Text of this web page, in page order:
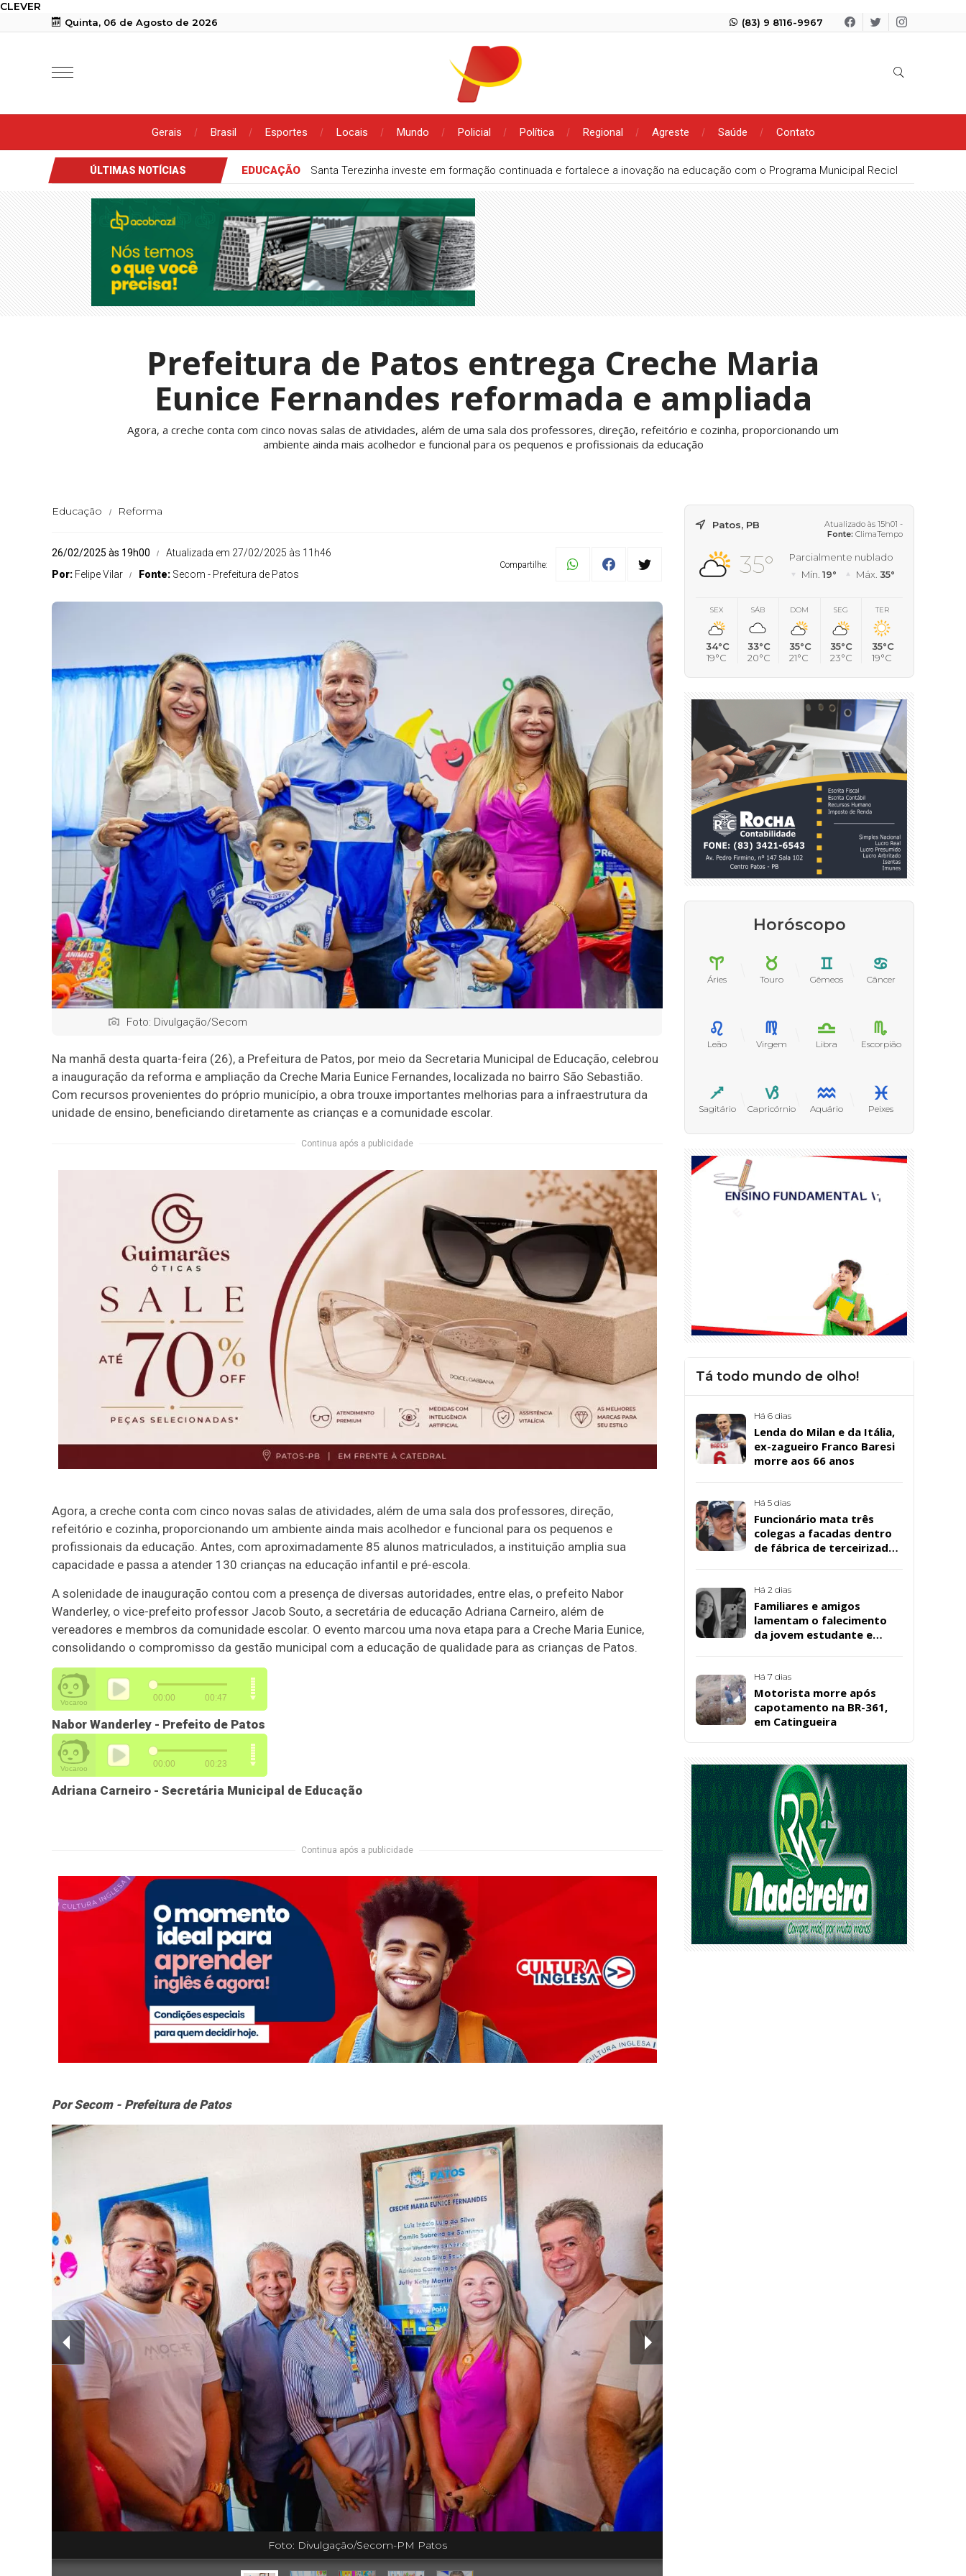
CLEVER
Quinta, 06 de Agosto de 2026 (83) 9 8116-9967
Gerais Brasil Esportes Locais Mundo Policial Política Regional Agreste Saúde Contato
ÚLTIMAS NOTÍCIAS EDUCAÇÃO Santa Terezinha investe em formação continuada e fortalece a inovação na educação com o Programa Municipal ReciclaBot
Prefeitura de Patos entrega Creche Maria
Eunice Fernandes reformada e ampliada
Agora, a creche conta com cinco novas salas de atividades, além de uma sala dos professores, direção, refeitório e cozinha, proporcionando um
ambiente ainda mais acolhedor e funcional para os pequenos e profissionais da educação
Educação Reforma
26/02/2025 às 19h00
Atualizada em 27/02/2025 às 11h46
Por: Felipe Vilar Fonte: Secom - Prefeitura de Patos
Compartilhe:
Foto: Divulgação/Secom
Na manhã desta quarta-feira (26), a Prefeitura de Patos, por meio da Secretaria Municipal de Educação, celebrou
a inauguração da reforma e ampliação da Creche Maria Eunice Fernandes, localizada no bairro São Sebastião.
Com recursos provenientes do próprio município, a obra trouxe importantes melhorias para a infraestrutura da
unidade de ensino, beneficiando diretamente as crianças e a comunidade escolar.
Continua após a publicidade
Agora, a creche conta com cinco novas salas de atividades, além de uma sala dos professores, direção,
refeitório e cozinha, proporcionando um ambiente ainda mais acolhedor e funcional para os pequenos e
profissionais da educação. Antes, com aproximadamente 85 alunos matriculados, a instituição amplia sua
capacidade e passa a atender 130 crianças na educação infantil e pré-escola.
A solenidade de inauguração contou com a presença de diversas autoridades, entre elas, o prefeito Nabor
Wanderley, o vice-prefeito professor Jacob Souto, a secretária de educação Adriana Carneiro, além de
vereadores e membros da comunidade escolar. O evento marcou uma nova etapa para a Creche Maria Eunice,
consolidando o compromisso da gestão municipal com a educação de qualidade para as crianças de Patos.
Nabor Wanderley - Prefeito de Patos
Adriana Carneiro - Secretária Municipal de Educação
Continua após a publicidade
Por Secom - Prefeitura de Patos
Foto: Divulgação/Secom-PM Patos
Patos, PB
Atualizado às 15h01 -
Fonte: ClimaTempo
35°
Parcialmente nublado
Mín. 19° Máx. 35°
SEX
34°C
19°C
SÁB
33°C
20°C
DOM
35°C
21°C
SEG
35°C
23°C
TER
35°C
19°C
Horóscopo
Áries Touro Gêmeos Câncer
Leão Virgem Libra Escorpião
Sagitário Capricórnio Aquário Peixes
Tá todo mundo de olho!
Há 6 dias
Lenda do Milan e da Itália,
ex-zagueiro Franco Baresi
morre aos 66 anos
Há 5 dias
Funcionário mata três
colegas a facadas dentro
de fábrica de terceirizada
Há 2 dias
Familiares e amigos
lamentam o falecimento
da jovem estudante e
Santos, em Patos
Há 7 dias
Motorista morre após
capotamento na BR-361,
em Catingueira